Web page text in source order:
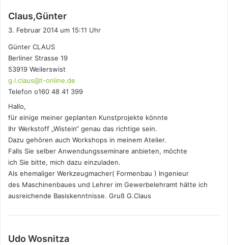
Claus,Günter
:
3. Februar 2014 um 15:11 Uhr
Günter CLAUS
Berliner Strasse 19
53919 Weilerswist
g.l.claus@t-online.de
Telefon o160 48 41 399
Hallo,
für einige meiner geplanten Kunstprojekte könnte
Ihr Werkstoff „Wistein“ genau das richtige sein.
Dazu gehören auch Workshops in meinem Atelier.
Falls Sie selber Anwendungsseminare anbieten, möchte
ich Sie bitte, mich dazu einzuladen.
Als ehemaliger Werkzeugmacher( Formenbau ) Ingenieur
des Maschinenbaues und Lehrer im Gewerbelehramt hätte ich
ausreichende Basiskenntnisse. Gruß G.Claus
Udo Wosnitza